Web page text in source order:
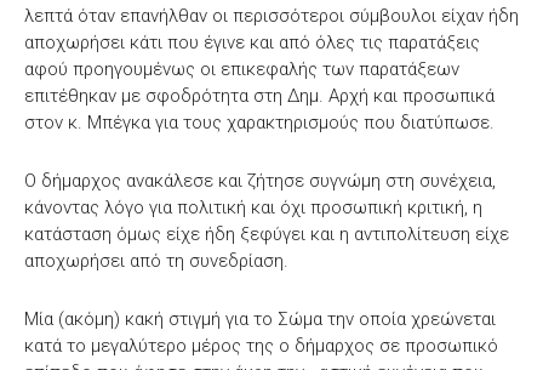
λεπτά όταν επανήλθαν οι περισσότεροι σύμβουλοι είχαν ήδη
αποχωρήσει κάτι που έγινε και από όλες τις παρατάξεις
αφού προηγουμένως οι επικεφαλής των παρατάξεων
επιτέθηκαν με σφοδρότητα στη Δημ. Αρχή και προσωπικά
στον κ. Μπέγκα για τους χαρακτηρισμούς που διατύπωσε.
Ο δήμαρχος ανακάλεσε και ζήτησε συγνώμη στη συνέχεια,
κάνοντας λόγο για πολιτική και όχι προσωπική κριτική, η
κατάσταση όμως είχε ήδη ξεφύγει και η αντιπολίτευση είχε
αποχωρήσει από τη συνεδρίαση.
Μία (ακόμη) κακή στιγμή για το Σώμα την οποία χρεώνεται
κατά το μεγαλύτερο μέρος της ο δήμαρχος σε προσωπικό